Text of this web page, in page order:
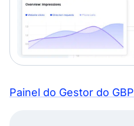
Painel do Gestor do GBP